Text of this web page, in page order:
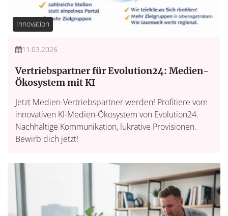
Innovation
11.03.2026
Vertriebspartner für Evolution24: Medien-
Ökosystem mit KI
Jetzt Medien-Vertriebspartner werden! Profitiere vom
innovativen KI-Medien-Ökosystem von Evolution24.
Nachhaltige Kommunikation, lukrative Provisionen.
Bewirb dich jetzt!